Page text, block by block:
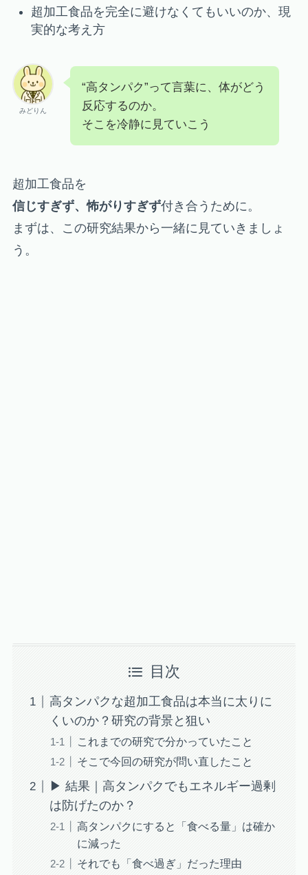
超加工食品を完全に避けなくてもいいのか、現
実的な考え方
みどりん
“高タンパク”って言葉に、体がどう
反応するのか。
そこを冷静に見ていこう
超加工食品を
信じすぎず、怖がりすぎず付き合うために。
まずは、この研究結果から一緒に見ていきましょ
う。
目次
高タンパクな超加工食品は本当に太りに
くいのか？研究の背景と狙い
これまでの研究で分かっていたこと
そこで今回の研究が問い直したこと
▶ 結果｜高タンパクでもエネルギー過剰
は防げたのか？
高タンパクにすると「食べる量」は確か
に減った
それでも「食べ過ぎ」だった理由